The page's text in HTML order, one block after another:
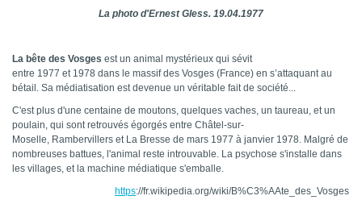
La photo d'Ernest Gless. 19.04.1977
La bête des Vosges est un animal mystérieux qui sévit
entre 1977 et 1978 dans le massif des Vosges (France) en s’attaquant au
bétail. Sa médiatisation est devenue un véritable fait de société...
C'est plus d'une centaine de moutons, quelques vaches, un taureau, et un
poulain, qui sont retrouvés égorgés entre Châtel-sur-
Moselle, Rambervillers et La Bresse de mars 1977 à janvier 1978. Malgré de
nombreuses battues, l'animal reste introuvable. La psychose s'installe dans
les villages, et la machine médiatique s'emballe.
https://fr.wikipedia.org/wiki/B%C3%AAte_des_Vosges